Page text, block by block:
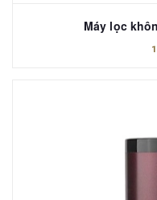
Máy lọc